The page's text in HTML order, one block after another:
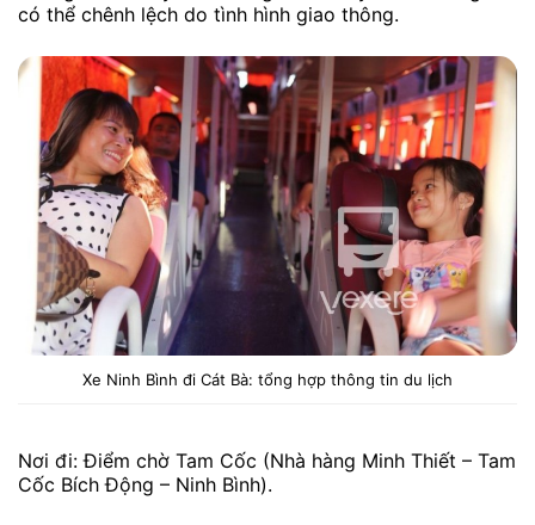
có thể chênh lệch do tình hình giao thông.
Xe Ninh Bình đi Cát Bà: tổng hợp thông tin du lịch
Nơi đi: Điểm chờ Tam Cốc (Nhà hàng Minh Thiết – Tam
Cốc Bích Động – Ninh Bình).